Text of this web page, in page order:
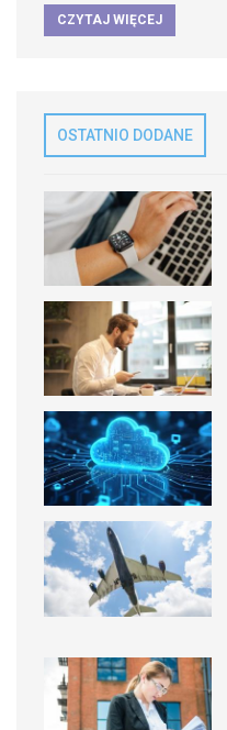
CZYTAJ WIĘCEJ
OSTATNIO DODANE